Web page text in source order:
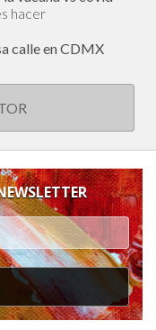
hacer
calle en CDMX